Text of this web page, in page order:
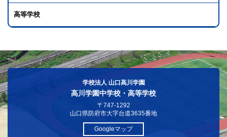
高等学校
学校法人 山口高川学園
高川学園中学校・高等学校
〒747-1292
山口県防府市大字台道3635番地
Googleマップ